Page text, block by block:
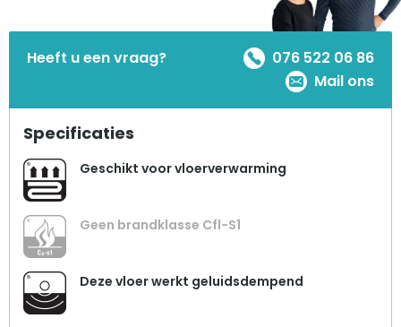
Heeft u een vraag?
076 522 06 86
Mail ons
Specificaties
Geschikt voor vloerverwarming
Geen brandklasse Cfl-S1
Deze vloer werkt geluidsdempend